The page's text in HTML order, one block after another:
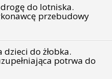
drogę do lotniska.
przebudowy
dzieci do żłobka.
potrwa do